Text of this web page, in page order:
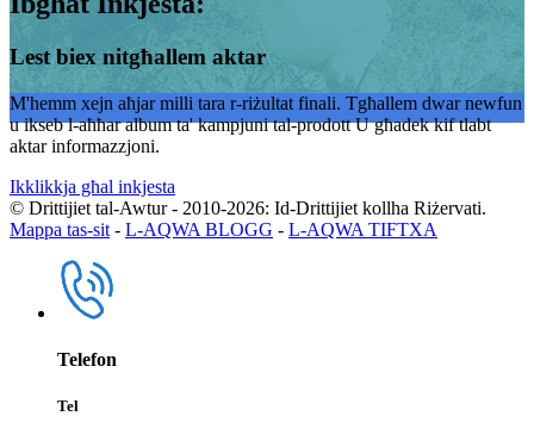
Lest biex nitgħallem aktar
M'hemm xejn aħjar milli tara r-riżultat finali. Tgħallem dwar newfun
u ikseb l-aħħar album ta' kampjuni tal-prodott U għadek kif tlabt
aktar informazzjoni.
Ikklikkja għal inkjesta
© Drittijiet tal-Awtur - 2010-2026: Id-Drittijiet kollha Riżervati.
Mappa tas-sit - L-AQWA BLOGG - L-AQWA TIFTXA
Telefon
Tel